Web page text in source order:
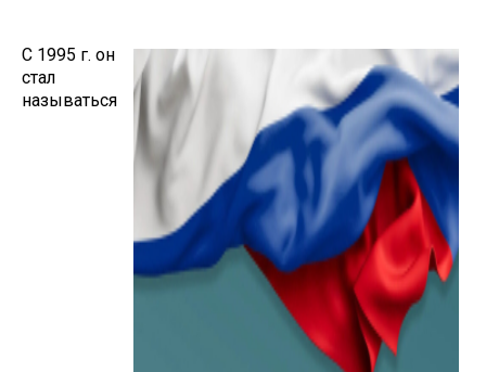
С 1995 г. он
стал
называться